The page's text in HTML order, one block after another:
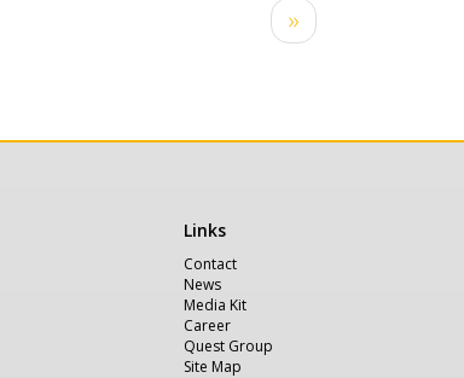
Next
page
››
Χρήσιμα
Links
Contact
News
Media Kit
Career
Quest Group
Site Map